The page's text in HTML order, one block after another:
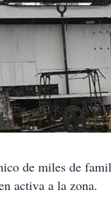
de miles de
activa a la zona.